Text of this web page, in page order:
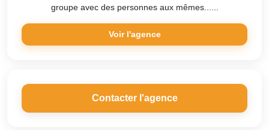
groupe avec des personnes aux mêmes......
Voir l'agence
Contacter l'agence